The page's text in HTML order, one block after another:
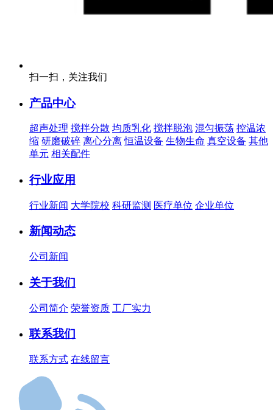
扫一扫，关注我们
产品中心
超声处理 搅拌分散 均质乳化 搅拌脱泡 混匀振荡 控温浓
缩 研磨破碎 离心分离 恒温设备 生物生命 真空设备 其他
单元 相关配件
行业应用
行业新闻 大学院校 科研监测 医疗单位 企业单位
新闻动态
公司新闻
关于我们
公司简介 荣誉资质 工厂实力
联系我们
联系方式 在线留言